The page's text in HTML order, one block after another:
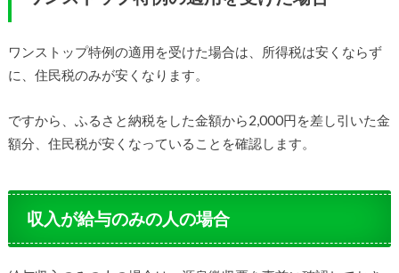
ワンストップ特例の適用を受けた場合は、所得税は安くならず
に、住民税のみが安くなります。
ですから、ふるさと納税をした金額から2,000円を差し引いた金
額分、住民税が安くなっていることを確認します。
収入が給与のみの人の場合